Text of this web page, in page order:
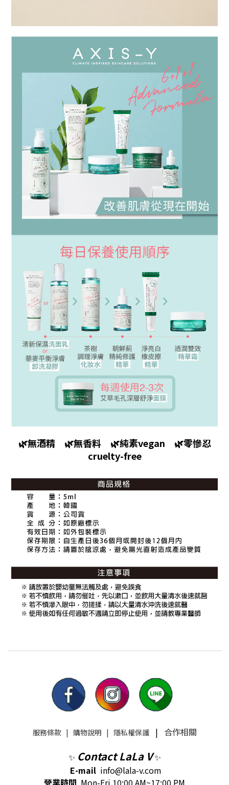
🌿無酒精 🌿無香料 🌿純素vegan 🌿零慘忍
cruelty-free
服務條款| 購物說明 | 隱私權保護| 合作相關
✨ Contact LaLa V✨
E-mail info@lala-v.com